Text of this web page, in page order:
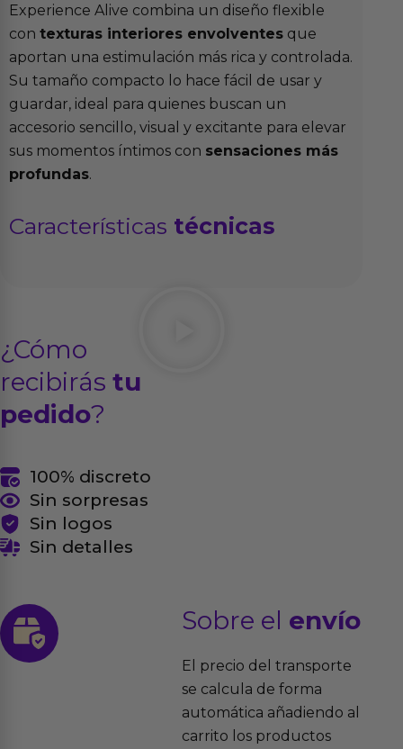
Experience Alive combina un diseño flexible
con texturas interiores envolventes que
aportan una estimulación más rica y controlada.
Su tamaño compacto lo hace fácil de usar y
guardar, ideal para quienes buscan un
accesorio sencillo, visual y excitante para elevar
sus momentos íntimos con sensaciones más
profundas.
Características técnicas
¿Cómo
recibirás tu
pedido?
100% discreto
Sin sorpresas
Sin logos
Sin detalles
Sobre el envío
El precio del transporte
se calcula de forma
automática añadiendo al
carrito los productos